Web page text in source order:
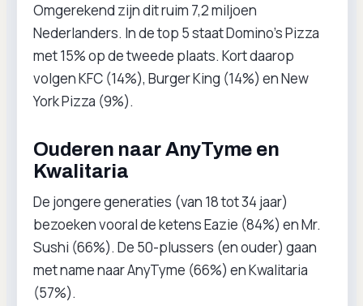
Omgerekend zijn dit ruim 7,2 miljoen
Nederlanders. In de top 5 staat Domino’s Pizza
met 15% op de tweede plaats. Kort daarop
volgen KFC (14%), Burger King (14%) en New
York Pizza (9%).
Ouderen naar AnyTyme en
Kwalitaria
De jongere generaties (van 18 tot 34 jaar)
bezoeken vooral de ketens Eazie (84%) en Mr.
Sushi (66%). De 50-plussers (en ouder) gaan
met name naar AnyTyme (66%) en Kwalitaria
(57%).